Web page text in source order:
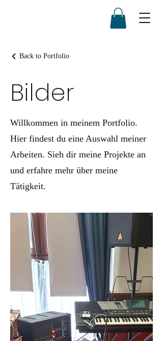
Back to Portfolio
Bilder
Willkommen in meinem Portfolio.
Hier findest du eine Auswahl meiner
Arbeiten. Sieh dir meine Projekte an
und erfahre mehr über meine
Tätigkeit.